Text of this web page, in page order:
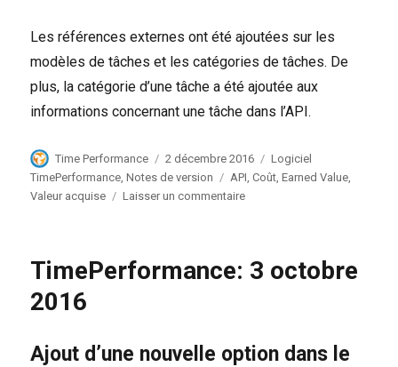
Les références externes ont été ajoutées sur les
modèles de tâches et les catégories de tâches. De
plus, la catégorie d’une tâche a été ajoutée aux
informations concernant une tâche dans l’API.
Auteur
Time Performance
Publié
le
2 décembre 2016 Catégories
Logiciel
TimePerformance ,Notes de version Étiquettes
API ,Coût ,Earned Value
Valeur acquise
Laisser un commentairesur
2016
TimePerformance: 3 octobre
2016
Ajout d’une nouvelle option dans le